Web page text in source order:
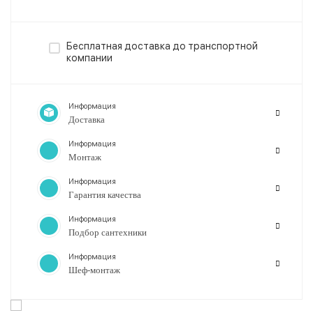
Бесплатная доставка до транспортной
компании
Информация
Доставка
Информация
Монтаж
Информация
Гарантия качества
Информация
Подбор сантехники
Информация
Шеф-монтаж